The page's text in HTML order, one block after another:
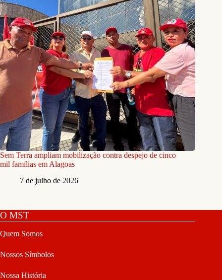
Sem Terra ampliam mobilização contra despejo de cinco
mil famílias em Alagoas
7 de julho de 2026
O MST
Quem Somos
Nossos Símbolos
Nossa História